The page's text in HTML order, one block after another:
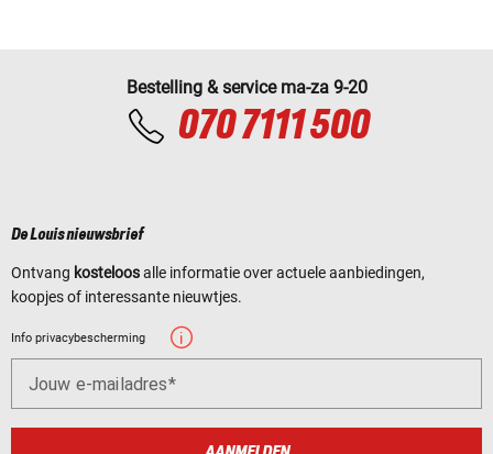
Bestelling & service ma-za 9-20
070 7111 500
De Louis nieuwsbrief
Ontvang kosteloosalle informatie over actuele aanbiedingen,
koopjes of interessante nieuwtjes.
Info privacybescherming
Jouw e-mailadres